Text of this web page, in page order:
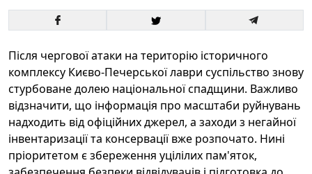
Після чергової атаки на територію історичного
комплексу Києво-Печерської лаври суспільство знову
стурбоване долею національної спадщини. Важливо
відзначити, що інформація про масштаби руйнувань
надходить від офіційних джерел, а заходи з негайної
інвентаризації та консервації вже розпочато. Нині
пріоритетом є збереження уцілілих пам'яток,